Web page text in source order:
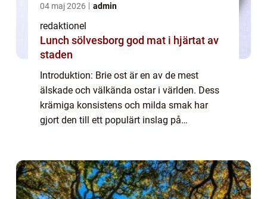
04 maj 2026 admin
redaktionel
Lunch sölvesborg god mat i hjärtat av
staden
Introduktion: Brie ost är en av de mest
älskade och välkända ostar i världen. Dess
krämiga konsistens och milda smak har
gjort den till ett populärt inslag på
en...